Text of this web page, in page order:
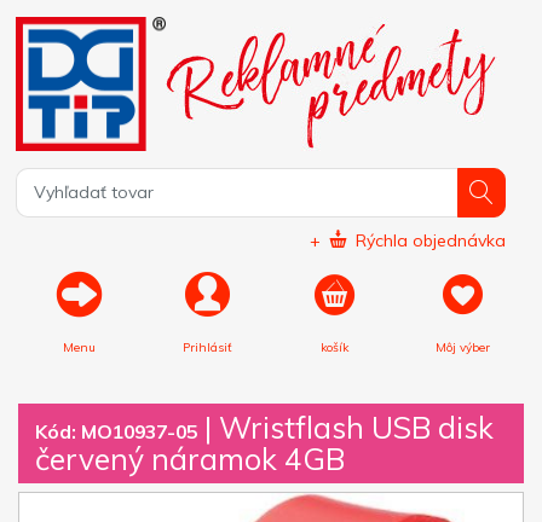
+ Rýchla objednávka
Menu Prihlásiť košík Môj výber
Kód: MO10937-05 | Wristflash USB disk
červený náramok 4GB